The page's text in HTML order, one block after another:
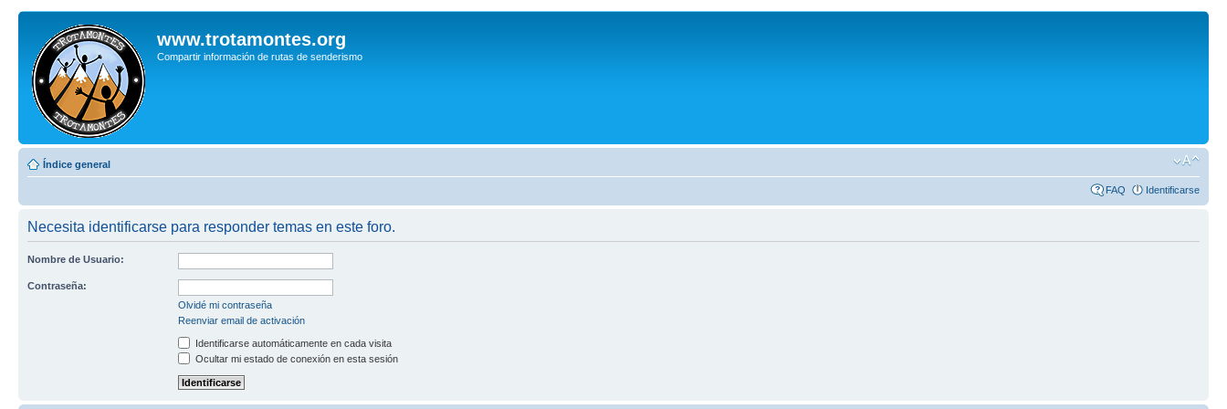
www.trotamontes.org
Compartir información de rutas de senderismo
Índice general
FAQ Identificarse
Necesita identificarse para responder temas en este foro.
Nombre de Usuario:
Contraseña:
Olvidé mi contraseña
Reenviar email de activación
Identificarse automáticamente en cada visita
Ocultar mi estado de conexión en esta sesión